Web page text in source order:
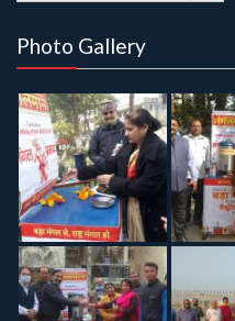
Photo Gallery